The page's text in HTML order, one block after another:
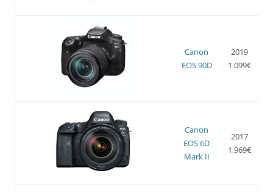
Canon
EOS 90D
2019
1.099€
Canon
EOS 6D
Mark II
2017
1.969€